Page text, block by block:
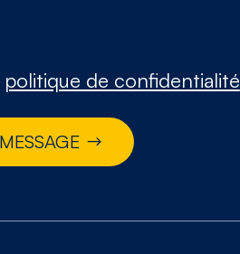
politique de confidentialité